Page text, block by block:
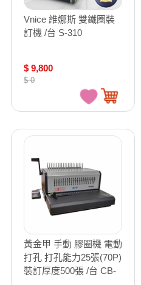
Vnice 維娜斯 雙鐵圈裝
訂機 /台 S-310
$ 9,800
$ 0
黃金甲 手動 膠圈機 電動
打孔 打孔能力25張(70P)
裝訂厚度500張 /台 CB-